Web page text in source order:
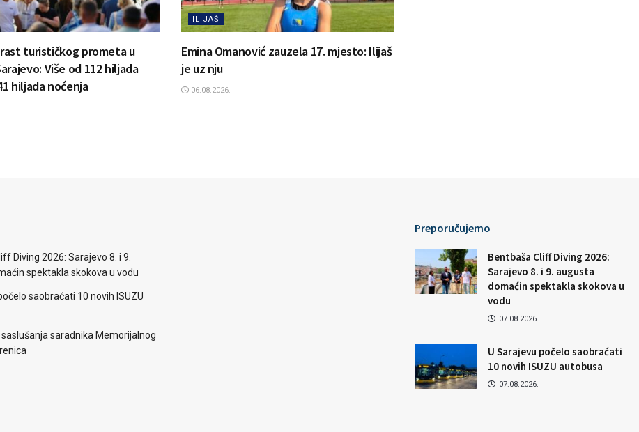
turističkog prometa u
Više od 112 hiljada
hiljada noćenja
ILIJAŠ
Emina Omanović zauzela 17. mjesto: Ilijaš
je uz nju
06.08.2026.
Diving 2026: Sarajevo 8. i 9.
spektakla skokova u vodu
saobraćati 10 novih ISUZU
saslušanja saradnika Memorijalnog
Preporučujemo
Bentbaša Cliff Diving 2026:
Sarajevo 8. i 9. augusta
domaćin spektakla skokova u
vodu
07.08.2026.
U Sarajevu počelo saobraćati
10 novih ISUZU autobusa
07.08.2026.